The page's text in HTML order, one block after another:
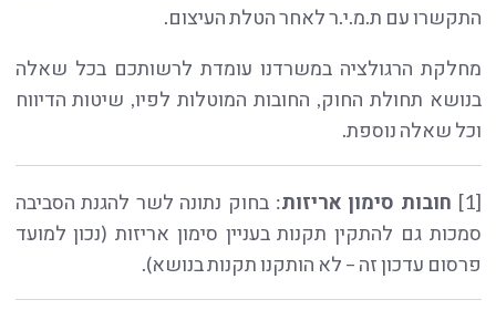
התקשרו עם ת.מ.י.ר לאחר הטלת העיצום.
מחלקת הרגולציה במשרדנו עומדת לרשותכם בכל שאלה
בנושא תחולת החוק, החובות המוטלות לפיו, שיטות הדיווח
וכל שאלה נוספת.
[1] חובות סימון אריזות: בחוק נתונה לשר להגנת הסביבה
סמכות גם להתקין תקנות בעניין סימון אריזות (נכון למועד
פרסום עדכון זה – לא הותקנו תקנות בנושא).